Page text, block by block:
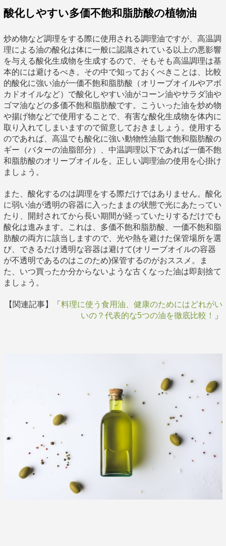
酸化しやすい多価不飽和脂肪酸の植物油
炒め物など調理をする際に使用される調理油ですが、高温調
理による油の酸化は体に一般に認識されている以上の悪影響
を与える酸化生成物を生成するので、そもそも高温調理は基
本的には避けるべき。その中で知っておくべきことは、比較
的酸化に強い油が一価不飽和脂肪酸（オリーブオイルやアボ
カドオイルなど）で酸化しやすい油がコーン油やサラダ油や
ゴマ油などの多価不飽和脂肪酸です。こういった油を炒め物
や揚げ物などで使用することで、有害な酸化生成物を体内に
取り入れてしまいますので留意しておきましょう。使用する
のであれば、高温でも酸化に強い動物性油脂で飽和脂肪酸の
ギー（バターの油脂部分）、中温調理以下であれば一価不飽
和脂肪酸のオリーブオイルを。正しい調理油の使用を心掛け
ましょう。
また、酸化するのは調理をする際だけではありません。酸化
に弱い油が透明の容器に入ったままの状態で光にあたってい
たり、開封されてから長い期間が経っていたりするだけでも
酸化は進みます。これは、多価不飽和脂肪酸、一価不飽和脂
肪酸の両方に該当しますので、光や熱を避けた保管場所を選
び、できるだけ透明な容器は避けて(オリーブオイルの容器
が不透明であるのはこのため)保管するのがおススメ。ま
た、いつ買ったか分からないような古くなった油は即刻捨て
ましょう。
【関連記事】「料理に使う食用油、健康のためにはどれがい
いの？代表的な5つの油を徹底比較！
」